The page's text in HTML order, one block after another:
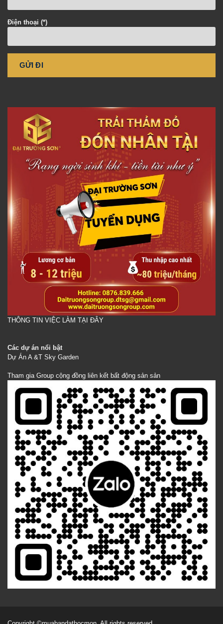
Điện thoại (*)
THÔNG TIN VIỆC LÀM TẠI ĐÂY
Các dự án nổi bật
Dự Án A &T Sky Garden
Tham gia Group cộng đồng liên kết bất động sản sản